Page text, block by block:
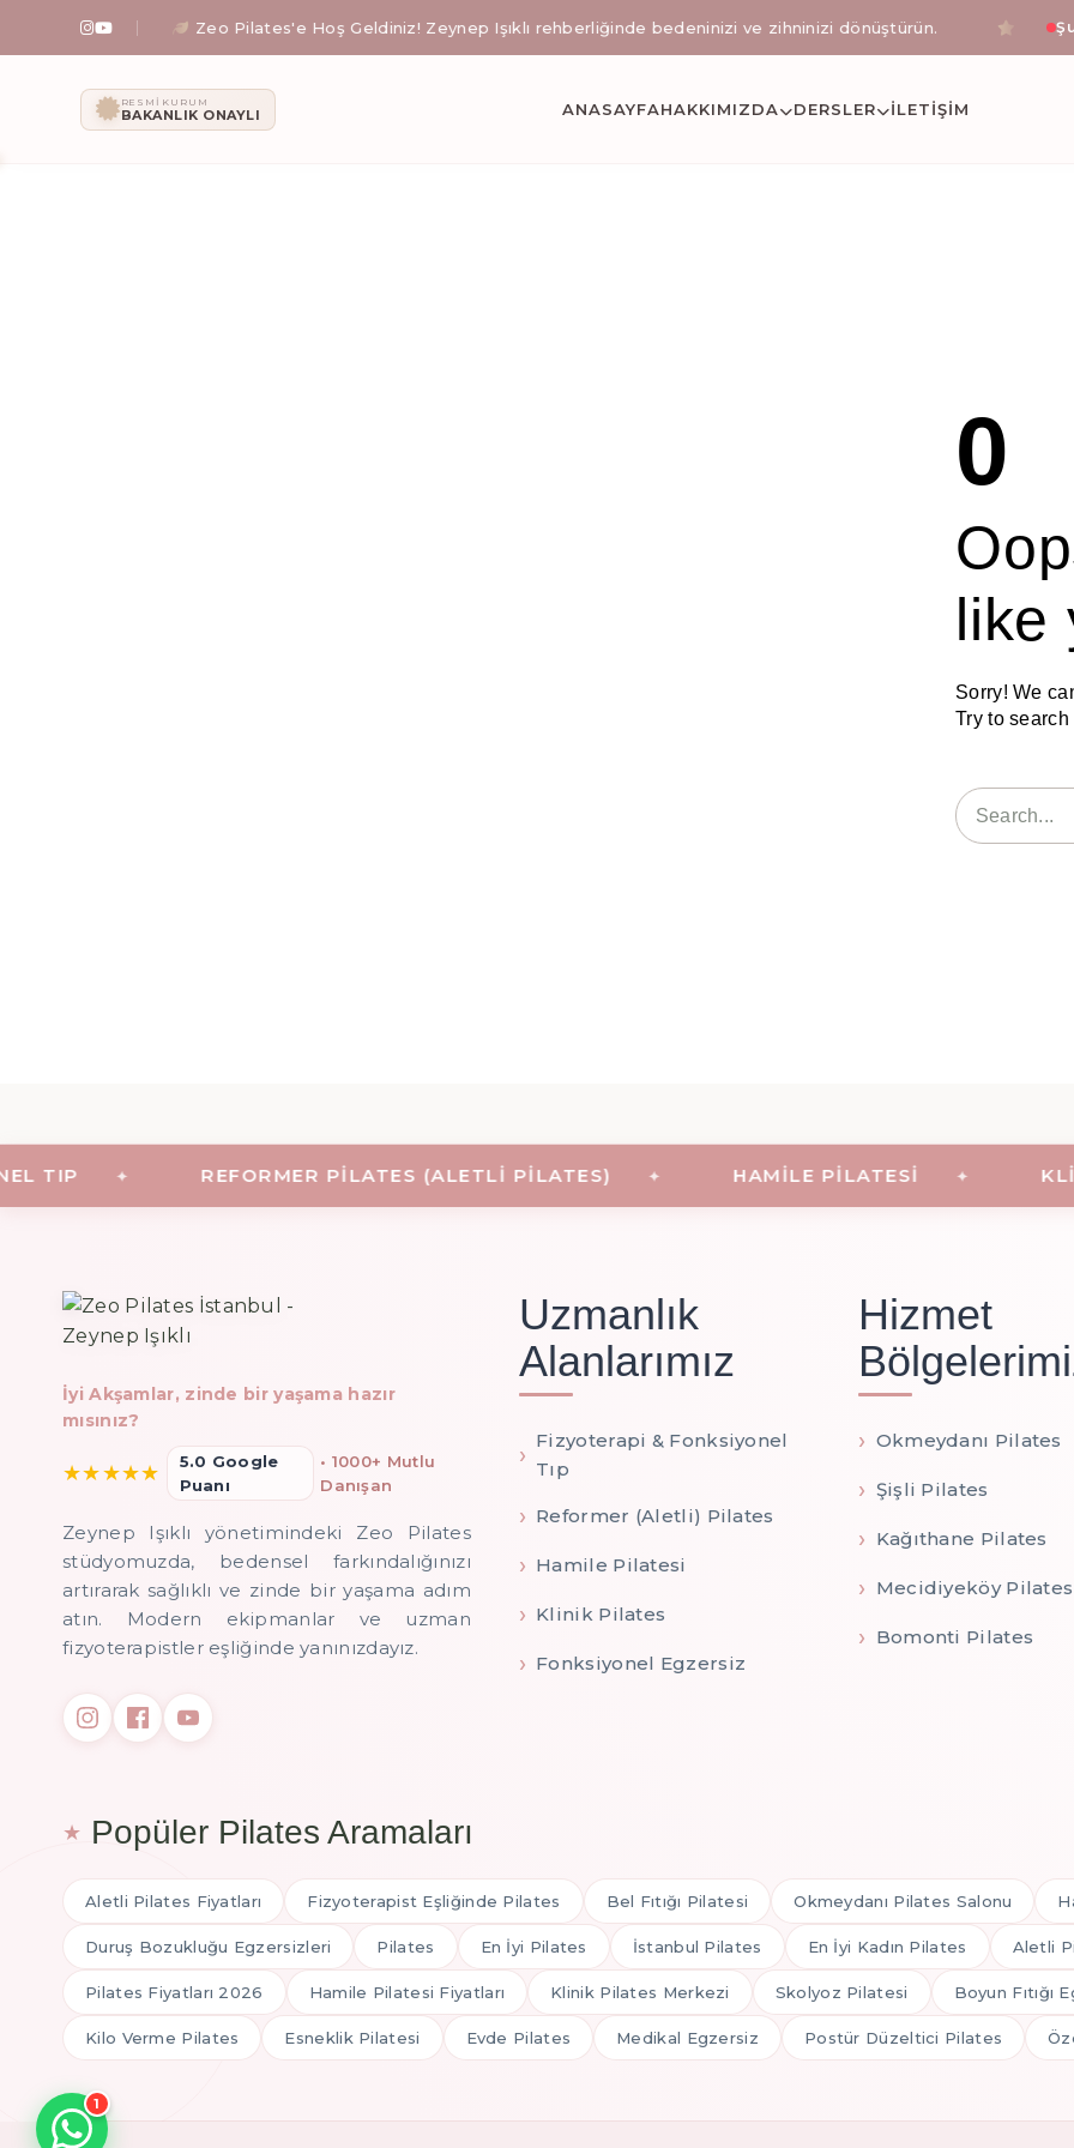
Zeo Pilates: İstanbul
Zeo Pilates'e Hoş Geldiniz! Zeynep Işıklı rehberliğinde bedeninizi ve zihninizi dönüştürün. İlk
RESMI KURUM
BAKANLIK ONAYLI ANASAYFAHAKKIMIZDA DERSLER İLETIŞİM
0
like
Sorry! We
Try to
REFORMER PILATES (ALETLI PILATES) HAMILE PILATESI
İyi Akşamlar, zinde bir yaşama hazır
mısınız?
★★★★★
5.0 Google
Puanı
• 1000+ Mutlu
Danışan
Zeynep Işıklı yönetimindeki Zeo Pilates
stüdyomuzda, bedensel farkındalığınızı
artırarak sağlıklı ve zinde bir yaşama adım
atın. Modern ekipmanlar ve uzman
fizyoterapistler eşliğinde yanınızdayız.
Uzmanlık
Alanlarımız
Fizyoterapi & Fonksiyonel
Tıp
Reformer (Aletli) Pilates
Hamile Pilatesi
Klinik Pilates
Fonksiyonel Egzersiz
Hizmet
Okmeydanı Pilates
Şişli Pilates
Kağıthane Pilates
Mecidiyeköy Pilates
Bomonti Pilates
Popüler Pilates Aramaları
Aletli Pilates Fiyatları Fizyoterapist Eşliğinde Pilates Bel Fıtığı Pilatesi Okmeydanı Pilates Salonu
Duruş Bozukluğu Egzersizleri Pilates En İyi Pilates İstanbul Pilates En İyi Kadın Pilates Aletli
Pilates Fiyatları 2026 Hamile Pilatesi Fiyatları Klinik Pilates Merkezi Skolyoz Pilatesi Boyun Fıtığı
Kilo Verme Pilates Esneklik Pilatesi Evde Pilates Medikal Egzersiz Postür Düzeltici Pilates
1